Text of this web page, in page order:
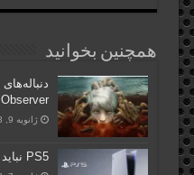
همچنین بخوانید
Observer شاید ساخته شود
ژانویه 9, 2023
PS5 نباید عمودی باشد!